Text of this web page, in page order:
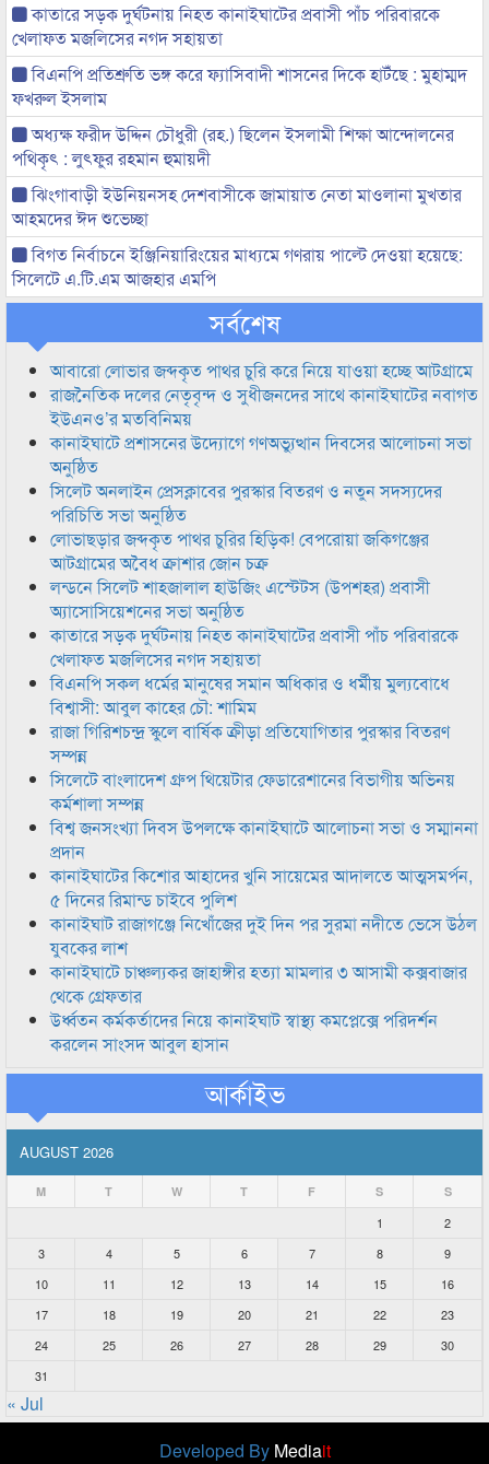
কাতারে সড়ক দুর্ঘটনায় নিহত কানাইঘাটের প্রবাসী পাঁচ পরিবারকে
খেলাফত মজলিসের নগদ সহায়তা
বিএনপি প্রতিশ্রুতি ভঙ্গ করে ফ্যাসিবাদী শাসনের দিকে হাটঁছে : মুহাম্মদ
ফখরুল ইসলাম
অধ্যক্ষ ফরীদ উদ্দিন চৌধুরী (রহ.) ছিলেন ইসলামী শিক্ষা আন্দোলনের
পথিকৃৎ : লুৎফুর রহমান হুমায়দী
ঝিংগাবাড়ী ইউনিয়নসহ দেশবাসীকে জামায়াত নেতা মাওলানা মুখতার
আহমদের ঈদ শুভেচ্ছা
বিগত নির্বাচনে ইঞ্জিনিয়ারিংয়ের মাধ্যমে গণরায় পাল্টে দেওয়া হয়েছে:
সিলেটে এ.টি.এম আজহার এমপি
সর্বশেষ
আবারো লোভার জব্দকৃত পাথর চুরি করে নিয়ে যাওয়া হচ্ছে আটগ্রামে
রাজনৈতিক দলের নেতৃবৃন্দ ও সুধীজনদের সাথে কানাইঘাটের নবাগত
ইউএনও’র মতবিনিময়
কানাইঘাটে প্রশাসনের উদ্যোগে গণঅভ্যুত্থান দিবসের আলোচনা সভা
অনুষ্ঠিত
সিলেট অনলাইন প্রেসক্লাবের পুরস্কার বিতরণ ও নতুন সদস্যদের
পরিচিতি সভা অনুষ্ঠিত
লোভাছড়ার জব্দকৃত পাথর চুরির হিড়িক! বেপরোয়া জকিগঞ্জের
আটগ্রামের অবৈধ ক্রাশার জোন চক্র
লন্ডনে সিলেট শাহজালাল হাউজিং এস্টেটস (উপশহর) প্রবাসী
অ্যাসোসিয়েশনের সভা অনুষ্ঠিত
কাতারে সড়ক দুর্ঘটনায় নিহত কানাইঘাটের প্রবাসী পাঁচ পরিবারকে
খেলাফত মজলিসের নগদ সহায়তা
বিএনপি সকল ধর্মের মানুষের সমান অধিকার ও ধর্মীয় মুল্যবোধে
বিশ্বাসী: আবুল কাহের চৌ: শামিম
রাজা গিরিশচন্দ্র স্কুলে বার্ষিক ক্রীড়া প্রতিযোগিতার পুরস্কার বিতরণ
সম্পন্ন
সিলেটে বাংলাদেশ গ্রুপ থিয়েটার ফেডারেশানের বিভাগীয় অভিনয়
কর্মশালা সম্পন্ন
বিশ্ব জনসংখ্যা দিবস উপলক্ষে কানাইঘাটে আলোচনা সভা ও সম্মাননা
প্রদান
কানাইঘাটের কিশোর আহাদের খুনি সায়েমের আদালতে আত্মসমর্পন,
৫ দিনের রিমান্ড চাইবে পুলিশ
কানাইঘাট রাজাগঞ্জে নিখোঁজের দুই দিন পর সুরমা নদীতে ভেসে উঠল
যুবকের লাশ
কানাইঘাটে চাঞ্চল্যকর জাহাঙ্গীর হত্যা মামলার ৩ আসামী কক্সবাজার
থেকে গ্রেফতার
উর্ধ্বতন কর্মকর্তাদের নিয়ে কানাইঘাট স্বাস্থ্য কমপ্লেক্সে পরিদর্শন
করলেন সাংসদ আবুল হাসান
আর্কাইভ
AUGUST 2026
M T W T F S S
1
2
3
4 5 6 7 8
9
10
11 12 13 14 15
16
17
18 19 20 21 22
23
24
25 26 27 28 29
30
31
« Jul
Developed By Mediait